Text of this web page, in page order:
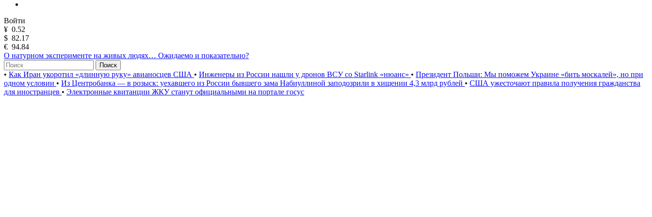
Войти
¥ 0.52
$ 82.17
€ 94.84
О натурном эксперименте на живых людях… Ожидаемо и показательно?
Поиск
• Как Иран укоротил «длинную руку» авианосцев США • Инженеры из России нашли у дронов ВСУ со Starlink «нюанс» • Президент Польши: Мы поможем Украине «бить москалей», но при
одном условии • Из Центробанка — в розыск: уехавшего из России бывшего зама Набиуллиной заподозрили в хищении 4,3 млрд рублей • США ужесточают правила получения гражданства
для иностранцев • Электронные квитанции ЖКУ станут официальными на портале госус